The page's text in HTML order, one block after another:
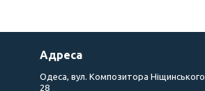
Адреса
Одеса, вул. Композитора Ніщинського
28